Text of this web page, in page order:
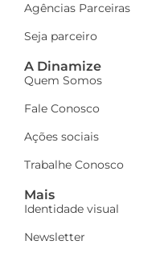
Agências Parceiras
Seja parceiro
A Dinamize
Quem Somos
Fale Conosco
Ações sociais
Trabalhe Conosco
Mais
Identidade visual
Newsletter